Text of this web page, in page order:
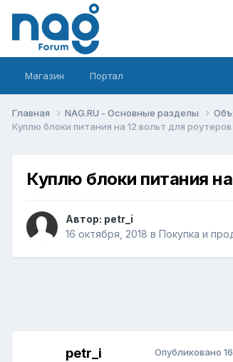
Магазин Портал
Главная NAG.RU - Основные разделы
Куплю блоки питания на 12 вольт для
Куплю блоки питания
Автор: petr_i
16 октября, 2018 в Покупка и
petr_i Опубликовано